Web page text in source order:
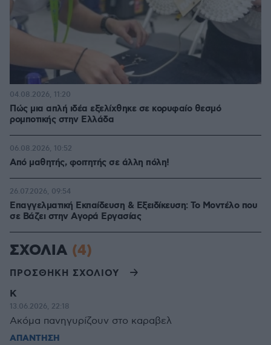
Πώς μια απλή ιδέα εξελίχθηκε σε κορυφαίο θεσμό
ρομποτικής στην Ελλάδα
04.08.2026, 11:20
Από μαθητής, φοιτητής σε άλλη πόλη!
06.08.2026, 10:52
Επαγγελματική Εκπαίδευση & Εξειδίκευση: Το Mοντέλο που
σε Bάζει στην Aγορά Eργασίας
26.07.2026, 09:54
ΣΧΟΛΙΑ (4)
ΠΡΟΣΘΗΚΗ ΣΧΟΛΙΟΥ
Κ
13.06.2026, 22:18
Ακόμα πανηγυρίζουν στο καραβελ
ΑΠΑΝΤΗΣΗ